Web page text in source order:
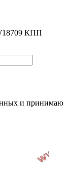
КПП
и принимаю